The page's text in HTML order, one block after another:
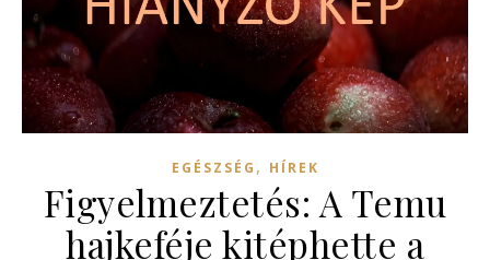
EGÉSZSÉG , HÍREK
Figyelmeztetés: A Temu
hajkeféje kitéphette a